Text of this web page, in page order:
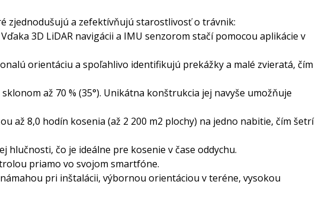
zjednodušujú a zefektívňujú starostlivosť o trávnik:
3D LiDAR navigácii a IMU senzorom stačí pomocou aplikácie v
orientáciu a spoľahlivo identifikujú prekážky a malé zvieratá, čím
až 70 % (35°). Unikátna konštrukcia jej navyše umožňuje
až 8,0 hodín kosenia (až 2 200 m2 plochy) na jedno nabitie, čím šetrí
hlučnosti, čo je ideálne pre kosenie v čase oddychu.
priamo vo svojom smartfóne.
pri inštalácii, výbornou orientáciou v teréne, vysokou